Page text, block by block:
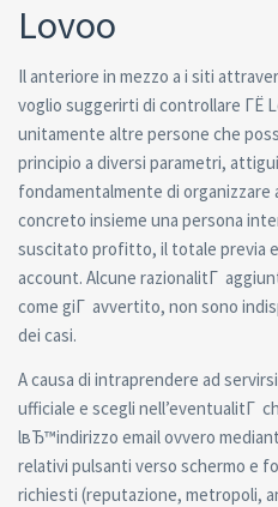
Lovoo
Il anteriore in mezzo a i siti
voglio suggerirti di controllare ГЁ
unitamente altre persone che
principio a diversi parametri,
fondamentalmente di organizzare
concreto insieme una persona
suscitato profitto, il totale previa
account. Alcune razionalitГ
come giГ avvertito, non sono
dei casi.
A causa di intraprendere ad
ufficiale e scegli nell’eventualitГ
lвЂ™indirizzo email ovvero
relativi pulsanti verso schermo e
richiesti (reputazione, metropoli,